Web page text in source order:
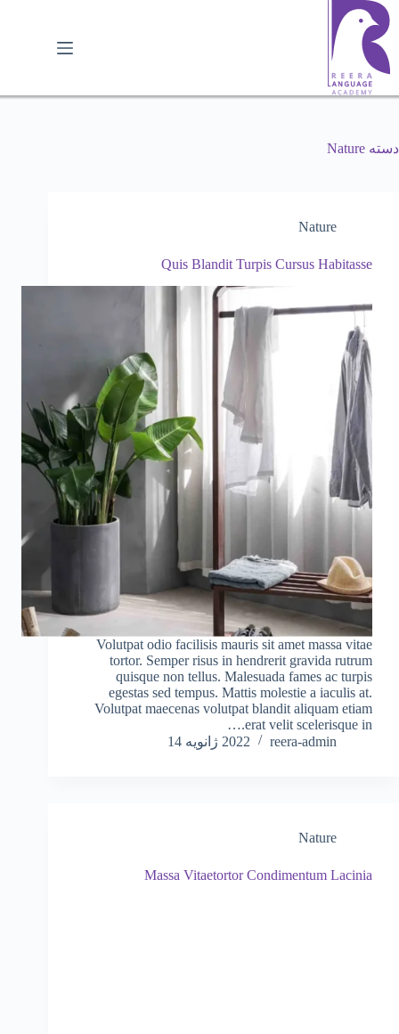
پرش
به
محتوا
دسته
Nature
Quis Blandit Turpis Cursus Habitasse
Volutpat odio facilisis mauris sit amet massa vitae
tortor. Semper risus in hendrerit gravida rutrum
quisque non tellus. Malesuada fames ac turpis
egestas sed tempus. Mattis molestie a iaculis at.
Volutpat maecenas volutpat blandit aliquam etiam
erat velit scelerisque in.…
reera-admin
2022 ژانویه 14
Nature
Massa Vitaetortor Condimentum Lacinia